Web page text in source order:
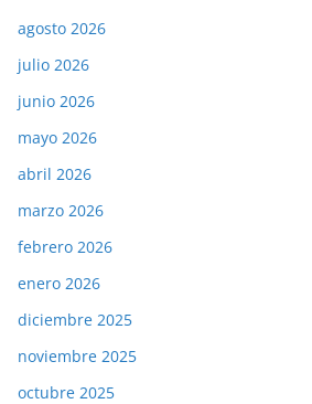
agosto 2026
julio 2026
junio 2026
mayo 2026
abril 2026
marzo 2026
febrero 2026
enero 2026
diciembre 2025
noviembre 2025
octubre 2025